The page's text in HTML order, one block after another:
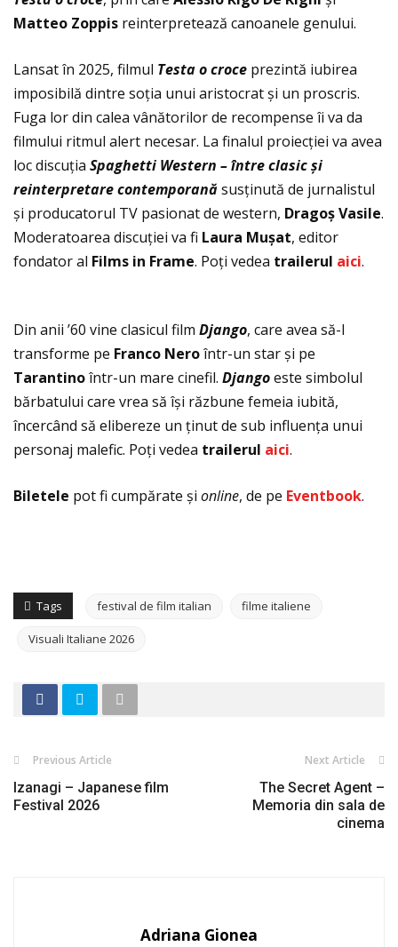
Matteo Zoppis reinterpretează canoanele genului.
Lansat în 2025, filmul Testa o croce prezintă iubirea
imposibilă dintre soţia unui aristocrat și un proscris.
Fuga lor din calea vânătorilor de recompense îi va da
filmului ritmul alert necesar. La finalul proiecţiei va avea
loc discuţia Spaghetti Western – între clasic și
reinterpretare contemporanăsusţinută de jurnalistul
și producatorul TV pasionat de western, Dragoș Vasile.
Moderatoarea discuţiei va fi Laura Mușat, editor
fondator al Films in Frame. Poţi vedea trailerul aici.
Din anii ’60 vine clasicul film Django, care avea să-l
transforme pe Franco Neroîntr-un star și pe
Tarantinoîntr-un mare cinefil. Djangoeste simbolul
bărbatului care vrea să își răzbune femeia iubită,
încercând să elibereze un ţinut de sub influenţa unui
personaj malefic. Poţi vedea trailerul aici.
Biletele pot fi cumpărate și online, de pe Eventbook.
Tags festival de film italian filme italiene
Visuali Italiane 2026
Previous Article
Izanagi – Japanese film
Festival 2026
Next Article
The Secret Agent –
Memoria din sala de
cinema
Adriana Gionea